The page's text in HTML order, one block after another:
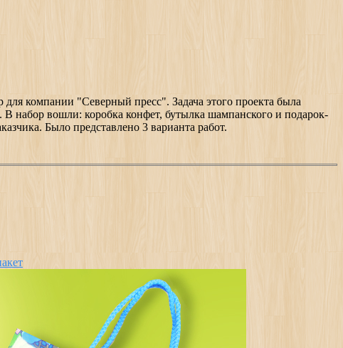
компании "Северный пресс". Задача этого проекта была
набор вошли: коробка конфет, бутылка шампанского и подарок-
Было представлено 3 варианта работ.